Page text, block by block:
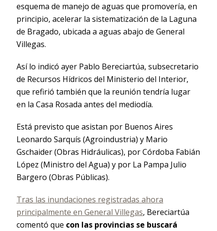
esquema de manejo de aguas que promovería, en
principio, acelerar la sistematización de la Laguna
de Bragado, ubicada a aguas abajo de General
Villegas.
Así lo indicó ayer Pablo Bereciartúa, subsecretario
de Recursos Hídricos del Ministerio del Interior,
que refirió también que la reunión tendría lugar
en la Casa Rosada antes del mediodía.
Está previsto que asistan por Buenos Aires
Leonardo Sarquís (Agroindustria) y Mario
Gschaider (Obras Hidráulicas), por Córdoba Fabián
López (Ministro del Agua) y por La Pampa Julio
Bargero (Obras Públicas).
Tras las inundaciones registradas ahora
principalmente en General Villegas, Bereciartúa
comentó que con las provincias se buscará